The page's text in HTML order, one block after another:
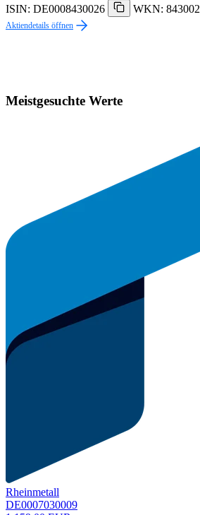
ISIN: DE0008430026
WKN: 843002
Aktiendetails öffnen
Meistgesuchte Werte
Rheinmetall
DE0007030009